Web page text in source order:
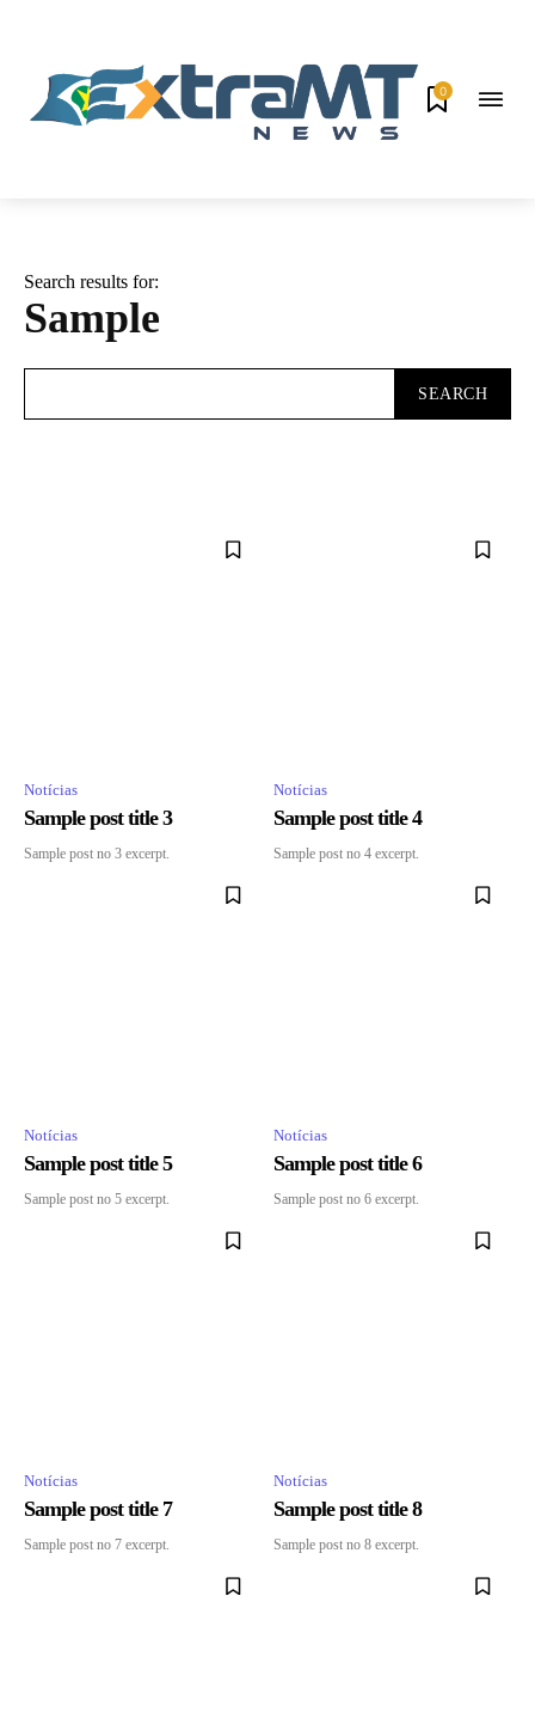
0
Search results for:
Sample
SEARCH
Notícias
Sample post title 3
Sample post no 3 excerpt.
Notícias
Sample post title 4
Sample post no 4 excerpt.
Notícias
Sample post title 5
Sample post no 5 excerpt.
Notícias
Sample post title 6
Sample post no 6 excerpt.
Notícias
Sample post title 7
Sample post no 7 excerpt.
Notícias
Sample post title 8
Sample post no 8 excerpt.